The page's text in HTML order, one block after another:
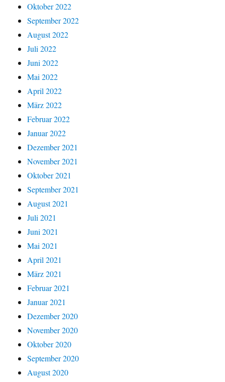
Oktober 2022
September 2022
August 2022
Juli 2022
Juni 2022
Mai 2022
April 2022
März 2022
Februar 2022
Januar 2022
Dezember 2021
November 2021
Oktober 2021
September 2021
August 2021
Juli 2021
Juni 2021
Mai 2021
April 2021
März 2021
Februar 2021
Januar 2021
Dezember 2020
November 2020
Oktober 2020
September 2020
August 2020